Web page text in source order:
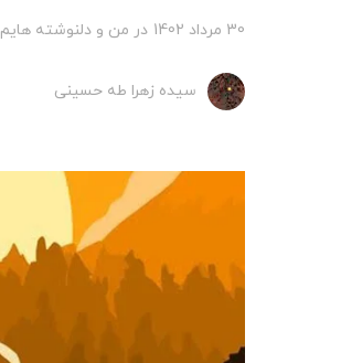
30 مرداد 1402 در من و دلنوشته هایم
سیده زهرا طه حسینی